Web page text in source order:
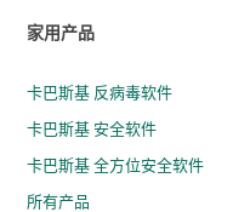
家用产品
卡巴斯基 反病毒软件
卡巴斯基 安全软件
卡巴斯基 全方位安全软件
所有产品